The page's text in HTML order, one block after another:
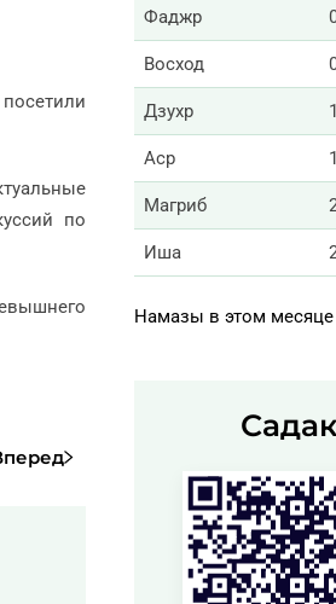
по
Фаджр
Восход
Дзухр
Аср
Магриб
Иша
Намазы в этом месяце